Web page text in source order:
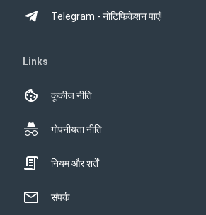
Telegram - नोटिफिकेशन पाएं!
Links
कूकीज नीति
गोपनीयता नीति
नियम और शर्तें
संपर्क